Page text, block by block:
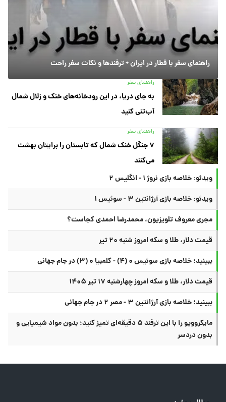
راهنمای سفر با قطار در ایران + ترفندها و نکات سفر راحت
راهنمای سفر
به جای دریا، در این رودخانه‌های خنک و زلال شمال
آب‌تنی کنید
راهنمای سفر
۷ جنگل خنک شمال که تابستان را برایتان بهشت
می‌کنند
ویدئو: خلاصه بازی نروژ ۱ - انگلیس ۲
ویدئو: خلاصه بازی آرژانتین ۳ - سوئیس ۱
مجری معروف تلویزیون، محمدرضا احمدی کجاست؟
قیمت دلار، طلا و سکه امروز شنبه ۲۰ تیر
ببینید؛ خلاصه بازی سوئیس ۰ (۴) - کلمبیا ۰ (۳) در جام جهانی
قیمت دلار، طلا و سکه امروز چهارشنبه ۱۷ تیر ۱۴۰۵
ببینید؛ خلاصه بازی آرژانتین ۳ - مصر ۲ در جام جهانی
مایکروویو را با این ترفند ۵ دقیقه‌ای تمیز کنید؛ بدون مواد شیمیایی و
بدون دردسر